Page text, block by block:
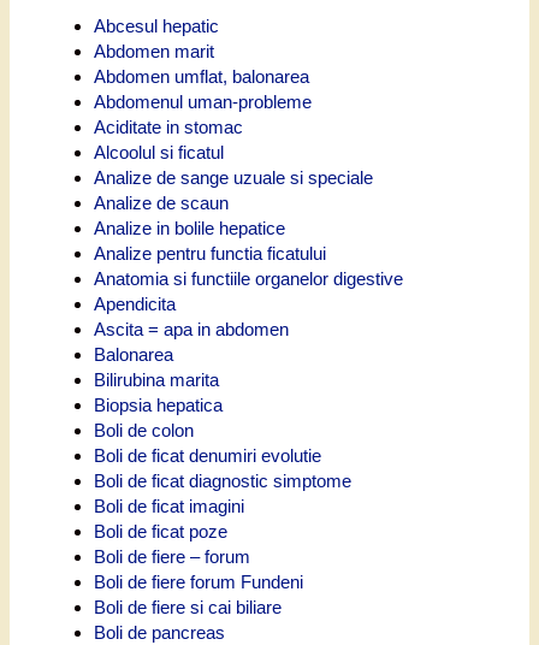
Abcesul hepatic
Abdomen marit
Abdomen umflat, balonarea
Abdomenul uman-probleme
Aciditate in stomac
Alcoolul si ficatul
Analize de sange uzuale si speciale
Analize de scaun
Analize in bolile hepatice
Analize pentru functia ficatului
Anatomia si functiile organelor digestive
Apendicita
Ascita = apa in abdomen
Balonarea
Bilirubina marita
Biopsia hepatica
Boli de colon
Boli de ficat denumiri evolutie
Boli de ficat diagnostic simptome
Boli de ficat imagini
Boli de ficat poze
Boli de fiere – forum
Boli de fiere forum Fundeni
Boli de fiere si cai biliare
Boli de pancreas